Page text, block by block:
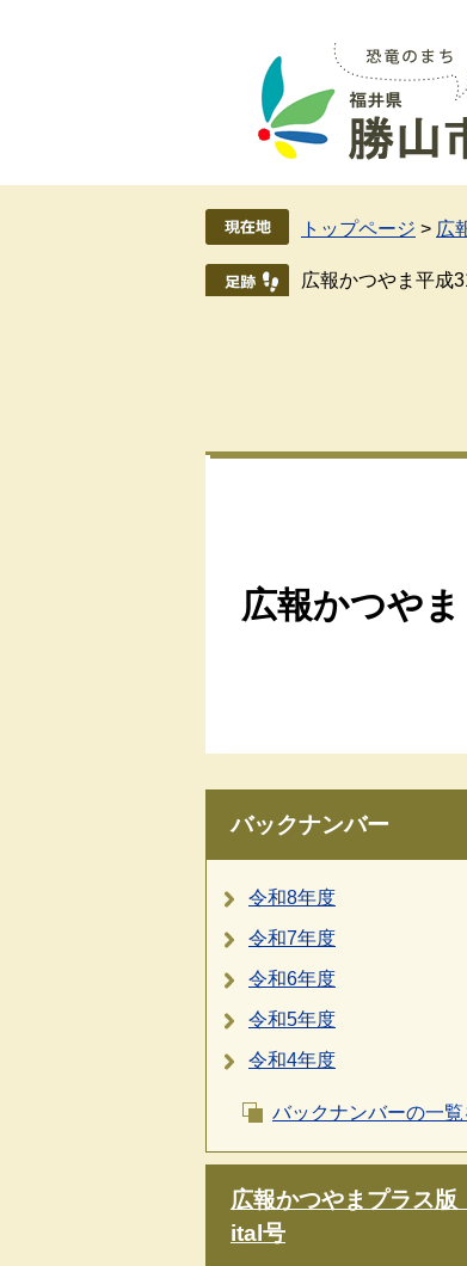
で
ば
トップページ > 広
広報かつやま平成
広報かつやま
バックナンバー
令和8年度
令和7年度
令和6年度
令和5年度
令和4年度
バックナンバーの一覧
広報かつやまプラス
ital号